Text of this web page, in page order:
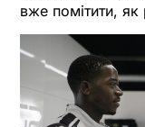
вже помітити,